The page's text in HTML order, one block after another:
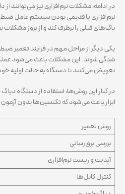
در ادامه، مشکلات نرم‌افزاری نیز
نرم‌افزاری یا قدیمی بودن سیستم عامل ضبط
باگ‌های قبلی را برطرف کند و از بروز
یکی دیگر از مراحل مهم در فرایند تعمیر
شدگی شوند. این مشکلات باعث می‌شود
تعویض می‌کنند تا دستگاه به حالت اولیه
در کنار این روش‌ها، استفاده از دستگاه
ابزار باعث می‌شود که تکنسین‌ها بدون
روش تعمیر
بررسی برق‌رسانی
آپدیت و ریست نرم‌افزاری
کنترل کابل‌ها